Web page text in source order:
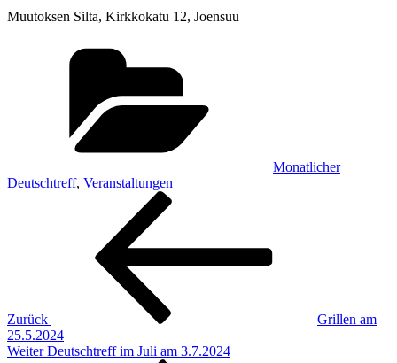
Muutoksen Silta, Kirkkokatu 12, Joensuu
Monatlicher
Deutschtreff, Veranstaltungen
Beitragsnavigation
Zurück
Grillen am
25.5.2024
Nächster
Weiter Deutschtreff im Juli am 3.7.2024